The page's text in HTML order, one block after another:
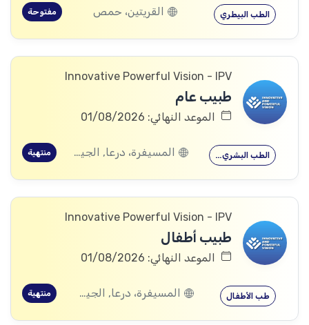
الطب البيطري القريتين، حمص مفتوحة
Innovative Powerful Vision - IPV
طبيب عام
الموعد النهائي: 01/08/2026
الطب البشري… المسيفرة، درعا, الجيزة، درعا, بصر الحرير، درعا منتهية
Innovative Powerful Vision - IPV
طبيب أطفال
الموعد النهائي: 01/08/2026
طب الأطفال المسيفرة، درعا, الجيزة، درعا, بصر الحرير، درعا منتهية